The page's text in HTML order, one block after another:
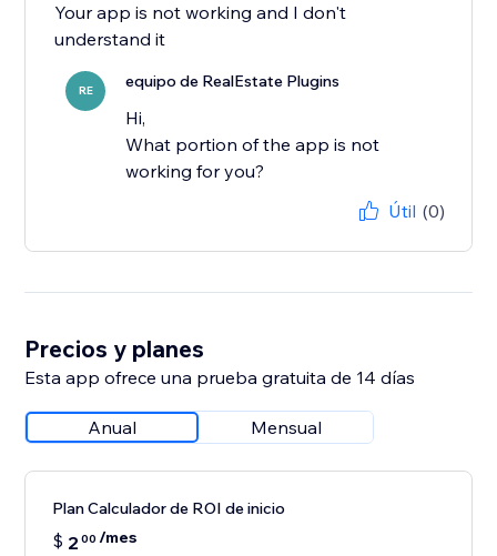
Your app is not working and I don't
understand it
RE equipo de RealEstate Plugins
Hi,
What portion of the app is not
working for you?
Útil (0)
Precios y planes
Esta app ofrece una prueba gratuita de 14 días
Anual Mensual
Plan Calculador de ROI de inicio
$ 2 00 /mes